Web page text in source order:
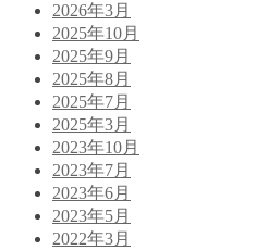
2026年3月
2025年10月
2025年9月
2025年8月
2025年7月
2025年3月
2023年10月
2023年7月
2023年6月
2023年5月
2022年3月